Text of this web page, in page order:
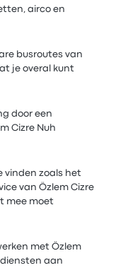
airco en
busroutes van
je overal kunt
door een
Cizre Nuh
vinden zoals het
van Özlem Cizre
mee moet
met Özlem
diensten aan